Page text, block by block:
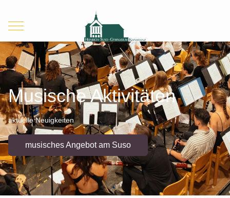
Mobile Menu Toggle
Musische Aktivitäten
aktuelle Neuigkeiten
musisches Angebot am Suso